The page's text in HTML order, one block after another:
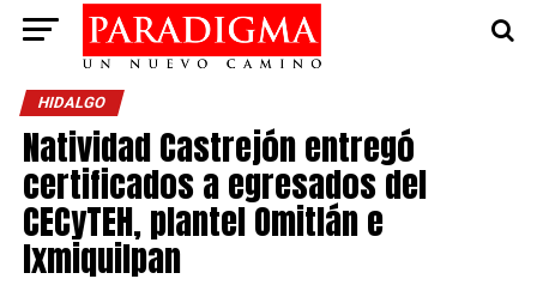
HIDALGO
Natividad Castrejón entregó
certificados a egresados del
CECyTEH, plantel Omitlán e
Ixmiquilpan